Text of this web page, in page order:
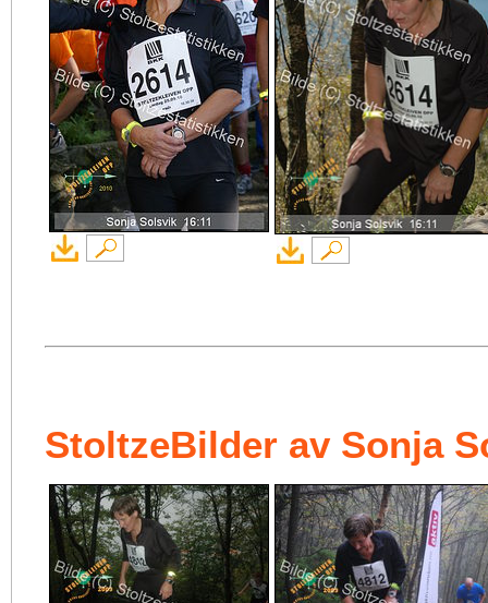
StoltzeBilder av Sonja